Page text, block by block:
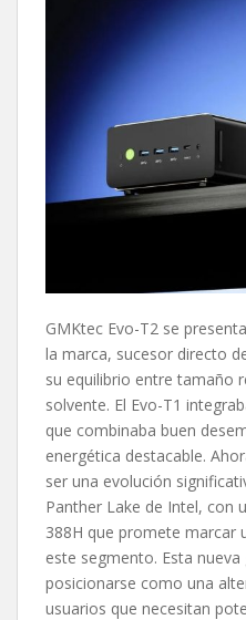
GMKtec Evo-T2 se
la marca, sucesor directo
su equilibrio entre tamaño
solvente. El Evo-T1
que combinaba buen
energética destacable.
ser una evolución
Panther Lake de Intel, con
388H que promete marcar
este segmento. Esta
posicionarse como una
usuarios que necesitan